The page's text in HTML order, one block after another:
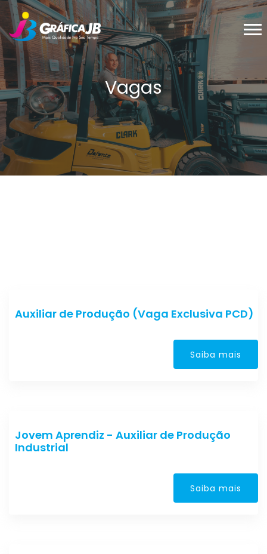
Vagas
Auxiliar de Produção (Vaga Exclusiva PCD)
Saiba mais
Jovem Aprendiz - Auxiliar de Produção
Industrial
Saiba mais